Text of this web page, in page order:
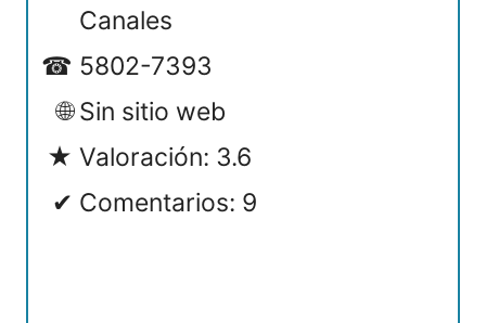
Canales
5802-7393
Sin sitio web
Valoración: 3.6
Comentarios: 9